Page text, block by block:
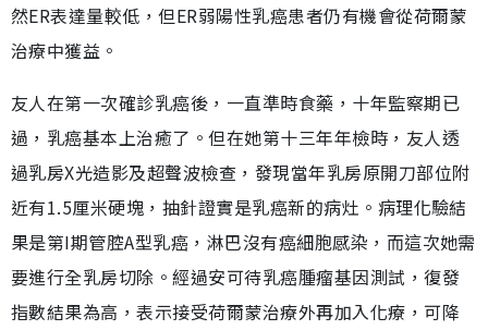
然ER表達量較低，但ER弱陽性乳癌患者仍有機會從荷爾蒙
治療中獲益。
友人在第一次確診乳癌後，一直準時食藥，十年監察期已
過，乳癌基本上治癒了。但在她第十三年年檢時，友人透
過乳房X光造影及超聲波檢查，發現當年乳房原開刀部位附
近有1.5厘米硬塊，抽針證實是乳癌新的病灶。病理化驗結
果是第I期管腔A型乳癌，淋巴沒有癌細胞感染，而這次她需
要進行全乳房切除。經過安可待乳癌腫瘤基因測試，復發
指數結果為高，表示接受荷爾蒙治療外再加入化療，可降